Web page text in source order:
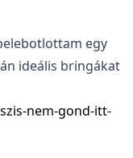
egy
ideális bringákat
nem-gond-itt-